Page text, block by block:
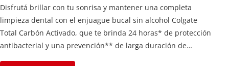
Disfrutá brillar con tu sonrisa y mantener una completa
limpieza dental con el enjuague bucal sin alcohol Colgate
Total Carbón Activado, que te brinda 24 horas* de protección
antibacterial y una prevención** de larga duración de